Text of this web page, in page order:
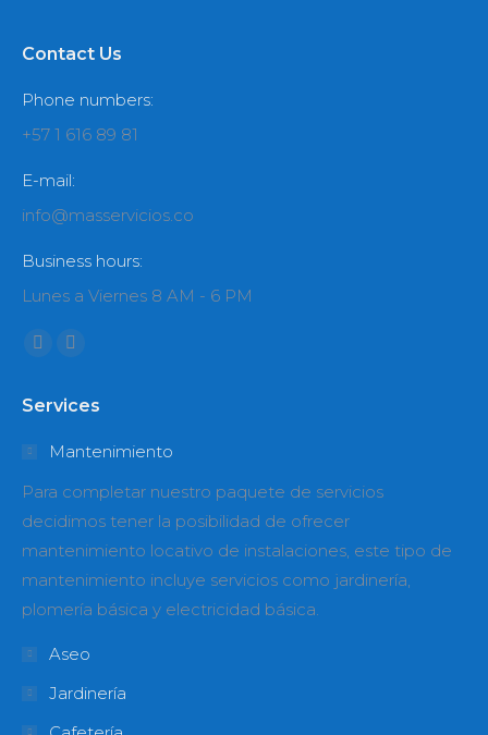
Contact Us
Phone numbers:
+57 1 616 89 81
E-mail:
info@masservicios.co
Business hours:
Lunes a Viernes 8 AM - 6 PM
Encuéntranos en:
Facebook
opens
window
Instagram
opens
window
Services
Mantenimiento
Para completar nuestro paquete de servicios
decidimos tener la posibilidad de ofrecer
mantenimiento locativo de instalaciones, este tipo de
mantenimiento incluye servicios como jardinería,
plomería básica y electricidad básica.
Aseo
Jardinería